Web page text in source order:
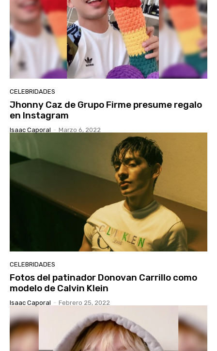
CELEBRIDADES
Jhonny Caz de Grupo Firme presume regalo
en Instagram
Isaac Caporal - Marzo 6, 2022
CELEBRIDADES
Fotos del patinador Donovan Carrillo como
modelo de Calvin Klein
Isaac Caporal - Febrero 25, 2022